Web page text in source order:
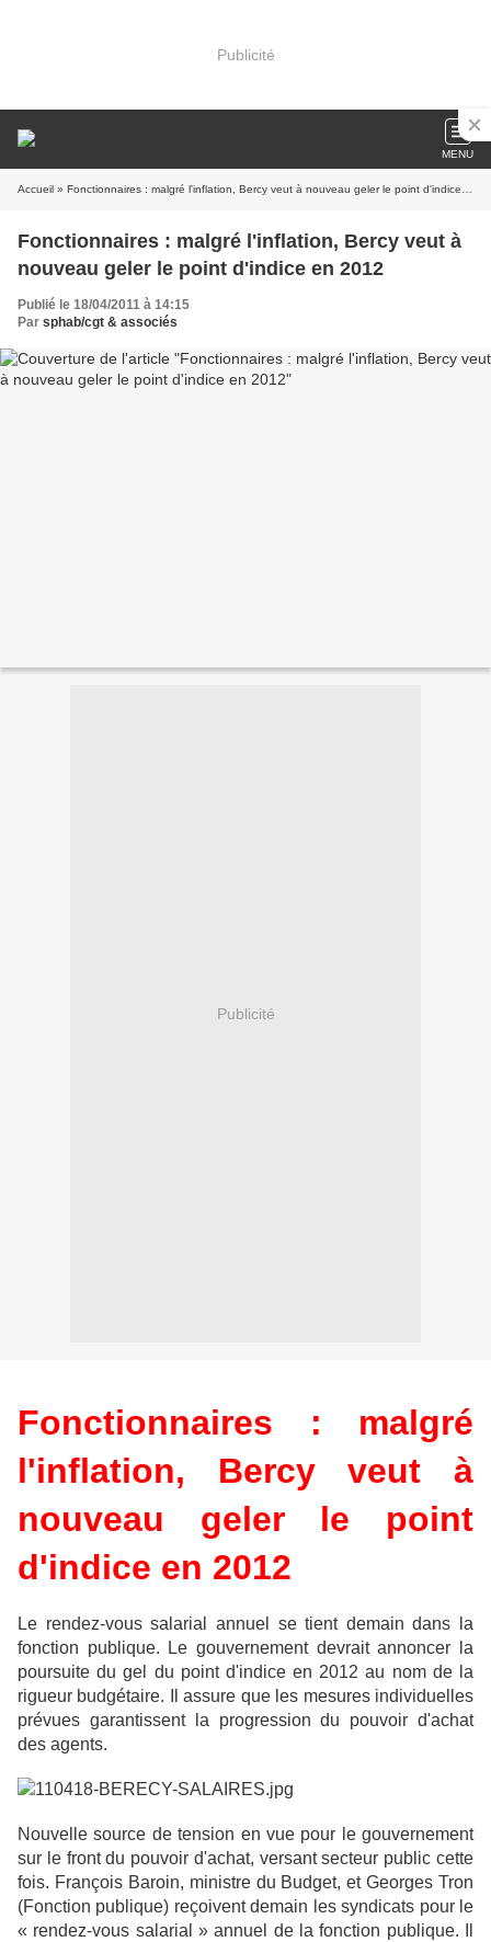
Publicité
MENU
Accueil » Fonctionnaires : malgré l'inflation, Bercy veut à nouveau geler le point d'indice en 2012
Fonctionnaires : malgré l'inflation, Bercy veut à
nouveau geler le point d'indice en 2012
Publié le 18/04/2011 à 14:15
Par sphab/cgt & associés
Publicité
Fonctionnaires : malgré
l'inflation, Bercy veut à
nouveau geler le point
d'indice en 2012
Le rendez-vous salarial annuel se tient demain dans la
fonction publique. Le gouvernement devrait annoncer la
poursuite du gel du point d'indice en 2012 au nom de la
rigueur budgétaire. Il assure que les mesures individuelles
prévues garantissent la progression du pouvoir d'achat
des agents.
Nouvelle source de tension en vue pour le gouvernement
sur le front du pouvoir d'achat, versant secteur public cette
fois. François Baroin, ministre du Budget, et Georges Tron
(Fonction publique) reçoivent demain les syndicats pour le
« rendez-vous salarial » annuel de la fonction publique. Il